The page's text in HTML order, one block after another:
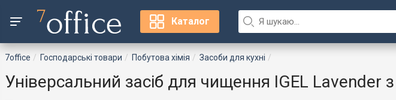
Каталог
7office Господарські товари Побутова хімія Засоби для кухні
Універсальний засіб для чищення IGEL